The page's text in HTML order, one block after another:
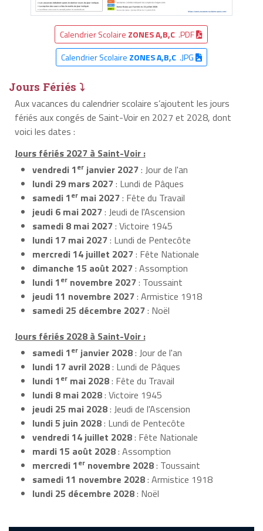
Calendrier Scolaire ZONES A,B,C .PDF
Calendrier Scolaire ZONES A,B,C.JPG
Jours Fériés ⤵
Aux vacances du calendrier scolaire s’ajoutent les jours
fériés aux congés de Saint-Voir en 2027 et 2028, dont
voici les dates :
Jours fériés 2027 à Saint-Voir :
vendredi 1er janvier 2027: Jour de l'an
lundi 29 mars 2027: Lundi de Pâques
samedi 1er mai 2027: Fête du Travail
jeudi 6 mai 2027: Jeudi de l'Ascension
samedi 8 mai 2027: Victoire 1945
lundi 17 mai 2027: Lundi de Pentecôte
mercredi 14 juillet 2027: Fête Nationale
dimanche 15 août 2027: Assomption
lundi 1er novembre 2027: Toussaint
jeudi 11 novembre 2027: Armistice 1918
samedi 25 décembre 2027: Noël
Jours fériés 2028 à Saint-Voir :
samedi 1er janvier 2028: Jour de l'an
lundi 17 avril 2028: Lundi de Pâques
lundi 1er mai 2028: Fête du Travail
lundi 8 mai 2028: Victoire 1945
jeudi 25 mai 2028: Jeudi de l'Ascension
lundi 5 juin 2028: Lundi de Pentecôte
vendredi 14 juillet 2028: Fête Nationale
mardi 15 août 2028: Assomption
mercredi 1er novembre 2028: Toussaint
samedi 11 novembre 2028: Armistice 1918
lundi 25 décembre 2028: Noël